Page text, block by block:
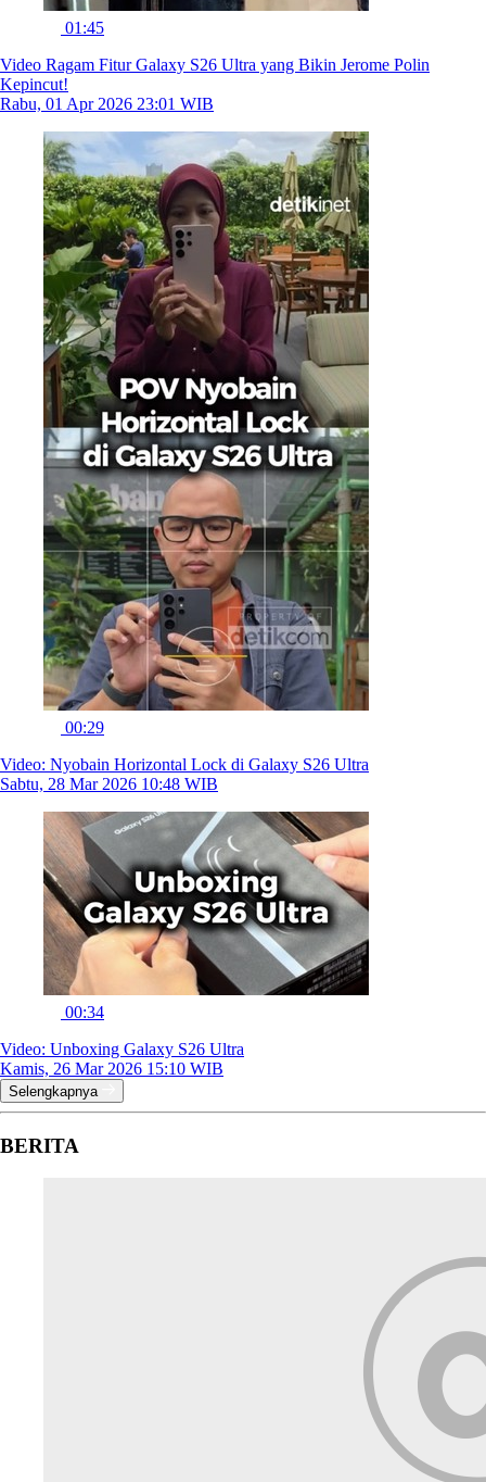
01:45
Video Ragam Fitur Galaxy S26 Ultra yang Bikin Jerome Polin
Kepincut!
Rabu, 01 Apr 2026 23:01 WIB
00:29
Video: Nyobain Horizontal Lock di Galaxy S26 Ultra
Sabtu, 28 Mar 2026 10:48 WIB
00:34
Video: Unboxing Galaxy S26 Ultra
Kamis, 26 Mar 2026 15:10 WIB
Selengkapnya
BERITA